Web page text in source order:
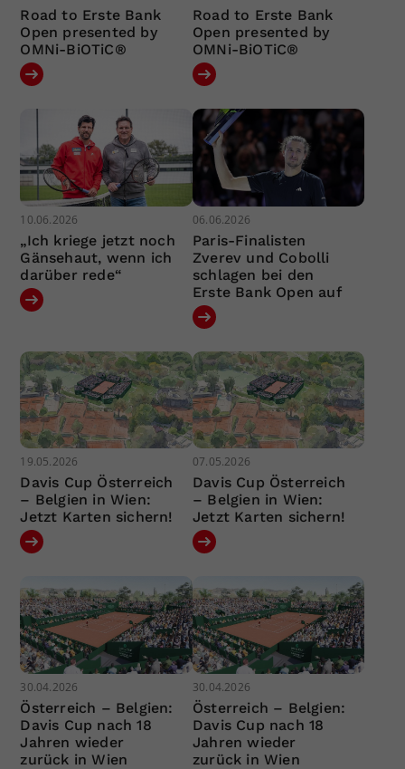
Road to Erste Bank
Open presented by
OMNi-BiOTiC®
Road to Erste Bank
Open presented by
OMNi-BiOTiC®
10.06.2026
„Ich kriege jetzt noch
Gänsehaut, wenn ich
darüber rede“
06.06.2026
Paris-Finalisten
Zverev und Cobolli
schlagen bei den
Erste Bank Open auf
19.05.2026
Davis Cup Österreich
– Belgien in Wien:
Jetzt Karten sichern!
07.05.2026
Davis Cup Österreich
– Belgien in Wien:
Jetzt Karten sichern!
30.04.2026
Österreich – Belgien:
Davis Cup nach 18
Jahren wieder
zurück in Wien
30.04.2026
Österreich – Belgien:
Davis Cup nach 18
Jahren wieder
zurück in Wien